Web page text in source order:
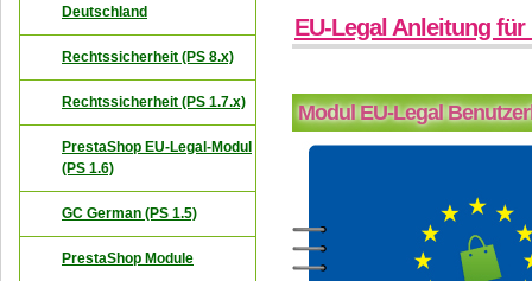
EU-Legal Anleitung für
Modul EU-Legal
Deutschland
Rechtssicherheit (PS 8.x)
Rechtssicherheit (PS 1.7.x)
PrestaShop EU-Legal-Modul
(PS 1.6)
GC German (PS 1.5)
PrestaShop Module